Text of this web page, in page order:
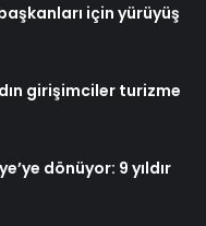
için yürüyüş
girişimciler turizme
dönüyor: 9 yıldır